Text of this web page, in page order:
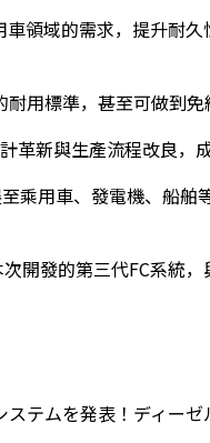
領域的需求，提升耐
用標準，甚至可做到免
新與生產流程改良，
乘用車、發電機、船舶
開發的第三代FC系統
テムを発表！ディー